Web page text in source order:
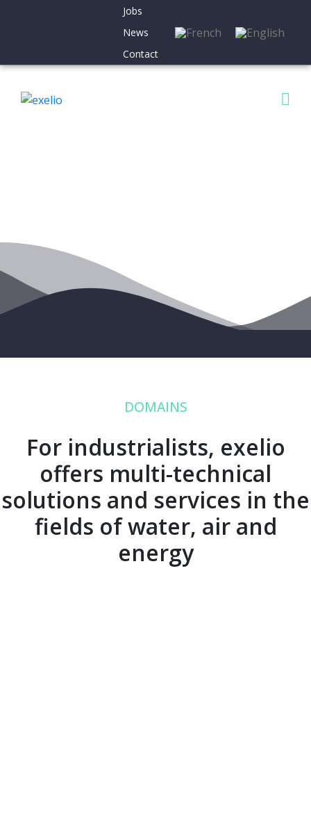
Jobs
News
Contact
DOMAINS
For industrialists, exelio
offers multi-technical
solutions and services in the
fields of water, air and
energy